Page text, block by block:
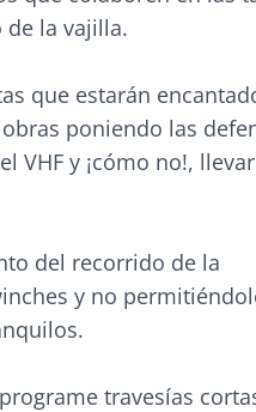
de la vajilla.
que estarán
poniendo las
VHF y ¡cómo no!,
del recorrido de la
y no
travesías